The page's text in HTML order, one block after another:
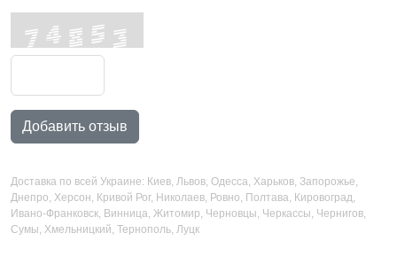
Добавить отзыв
Доставка по всей Украине: Киев, Львов, Одесса, Харьков, Запорожье,
Днепро, Херсон, Кривой Рог, Николаев, Ровно, Полтава, Кировоград,
Ивано-Франковск, Винница, Житомир, Черновцы, Черкассы, Чернигов,
Сумы, Хмельницкий, Тернополь, Луцк